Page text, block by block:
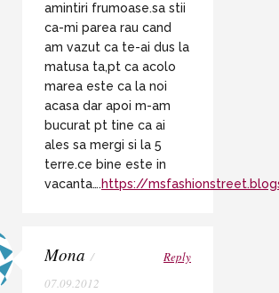
amintiri frumoase.sa stii
ca-mi parea rau cand
am vazut ca te-ai dus la
matusa ta,pt ca acolo
marea este ca la noi
acasa dar apoi m-am
bucurat pt tine ca ai
ales sa mergi si la 5
terre.ce bine este in
vacanta….https://
Mona /
07.09.2012
Reply